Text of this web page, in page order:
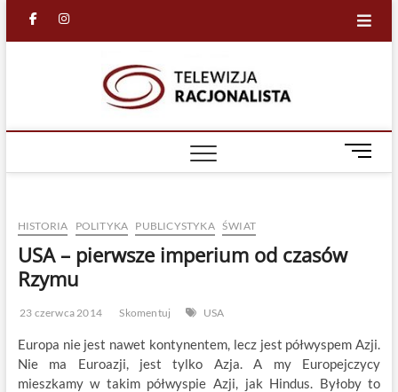
facebook
in
M
e
HISTORIA POLITYKA PUBLICYSTYKA ŚWIAT
USA – pierwsze imperium od czasów
Rzymu
23 czerwca 2014 Skomentuj USA
Europa nie jest nawet kontynentem, lecz jest półwyspem Azji.
Nie ma Euroazji, jest tylko Azja. A my Europejczycy
mieszkamy w takim półwyspie Azji, jak Hindus. Byłoby to